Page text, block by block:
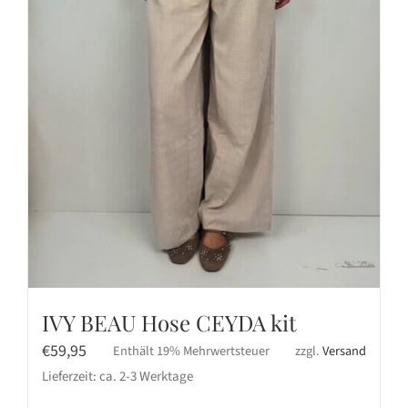
IVY BEAU Hose CEYDA kit
€59,95 Enthält 19% Mehrwertsteuer zzgl.Versand
Lieferzeit: ca. 2-3 Werktage